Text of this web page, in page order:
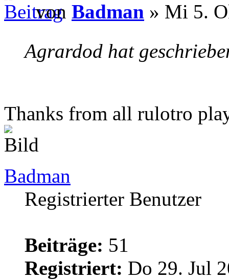
von Badman » Mi 5.
Agrardod hat
Thanks from all rulotro
Badman
Registrierter Benutzer
Beiträge: 51
Registriert: Do 29. Jul